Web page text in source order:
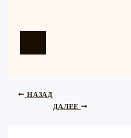
НАЗАД
ДАЛЕЕ